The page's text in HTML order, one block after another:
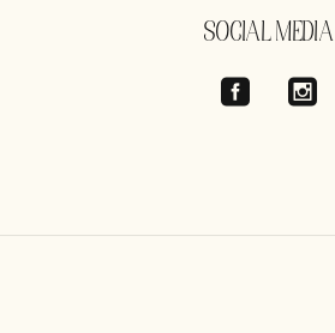
SOCIAL MEDIA